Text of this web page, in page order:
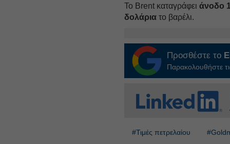
Το Brent καταγράφει άνοδο
δολάρια το βαρέλι.
Προσθέστε το
Παρακολουθήστε
#Τιμές πετρελαίου